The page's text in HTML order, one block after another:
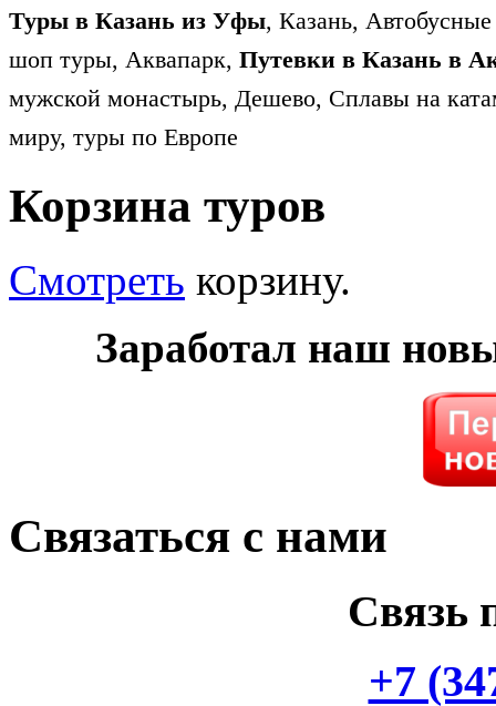
Туры в Казань из Уфы, Казань,
шоп туры, Аквапарк, Путевки в Казань в
мужской монастырь, Дешево, Сплавы на
миру, туры по Европе
Корзина туров
Смотреть корзину.
Заработал наш
Связаться с нами
Связь
+7